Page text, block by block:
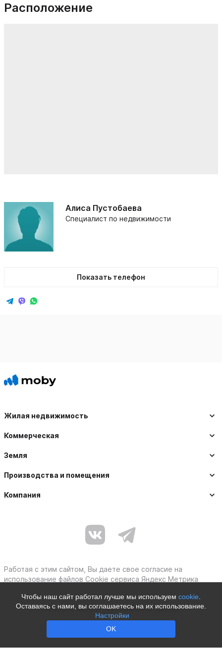
Чтобы наш сайт работал лучше мы используем cookie
Оставаясь с нами, вы соглашаетесь на их использование.
Настройки
OK
Расположение
Алиса Пустобаева
Специалист по недвижимости
Показать телефон
Жилая недвижимость
Коммерческая
Земля
Производства и помещения
Компания
Работая с этим сайтом, Вы даете свое согласие на
использование файлов Cookie сервиса Яндекс Метрика
Политика защиты персональных данных
Moby © 2012–2026